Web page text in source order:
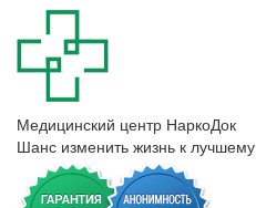
Медицинский центр НаркоДок
Шанс изменить жизнь к лучшему